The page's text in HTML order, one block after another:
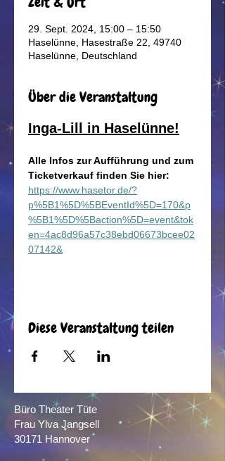
29. Sept. 2024, 15:00 – 15:50
Haselünne, Hasestraße 22, 49740
Haselünne, Deutschland
Über die Veranstaltung
Inga-Lill in Haselünne!
Alle Infos zur Aufführung und zum
Ticketverkauf finden Sie hier:
https://www.hasetor.de/?
p%5B1%5D%5BEventId%5D=170&p
%5B1%5D%5Baction%5D=event&tok
en=4ac8d96a57c38ebd06673bcee02
07142&
Diese Veranstaltung teilen
Büro Theater Tüte
Frau Ylva Jangsell
30171 Hannover​